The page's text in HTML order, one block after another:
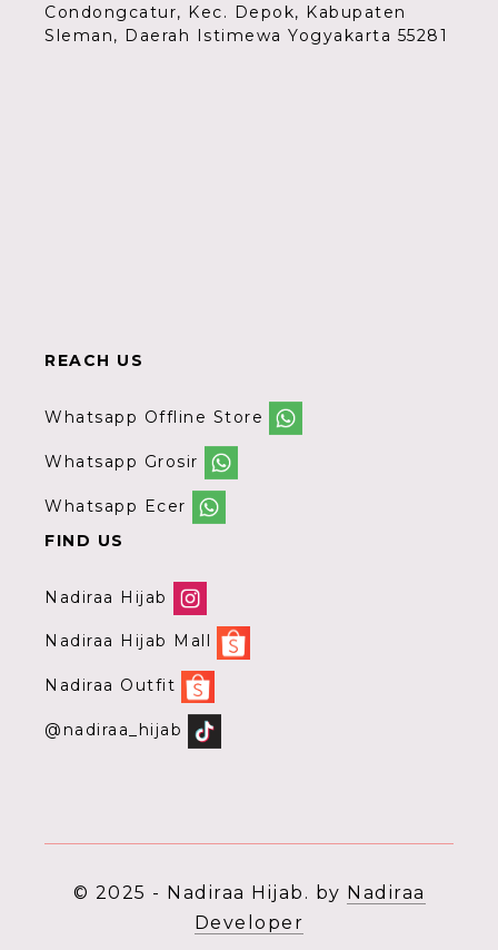
Condongcatur, Kec. Depok, Kabupaten
Sleman, Daerah Istimewa Yogyakarta 55281
REACH US
Whatsapp Offline Store
Whatsapp Grosir
Whatsapp Ecer
FIND US
Nadiraa Hijab
Nadiraa Hijab Mall
Nadiraa Outfit
@nadiraa_hijab
© 2025 - Nadiraa Hijab. by Nadiraa
Developer